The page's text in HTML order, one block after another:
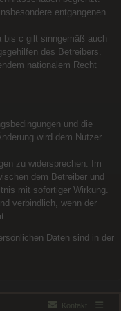
entgangenen
bis c gilt sinngemäß auch
des Betreibers.
nationalem Recht
und die
wird dem Nutzer
zu widersprechen. Im
dem Betreiber und
mit sofortiger Wirkung.
verbindlich, wenn der
Daten sind in der
Kontakt